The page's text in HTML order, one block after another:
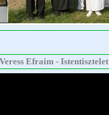
Efraim - Istentisztelet